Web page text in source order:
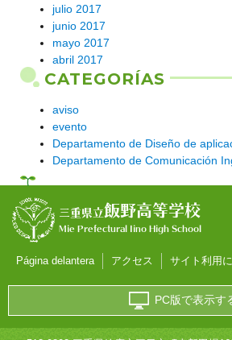
julio 2017
junio 2017
mayo 2017
abril 2017
CATEGORÍAS
aviso
evento
Departamento de Diseño de
Departamento de Comunicación
三重県立飯野高等学校
Mie Prefectural Iino High School
Página delantera アクセス サイト利用
PC版で表示す